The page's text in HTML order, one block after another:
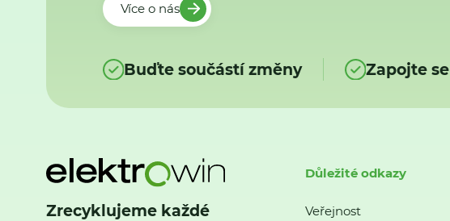
Více o nás
Buďte součástí změny Zapojte se
Zrecyklujeme každé
Důležité odkazy
Veřejnost